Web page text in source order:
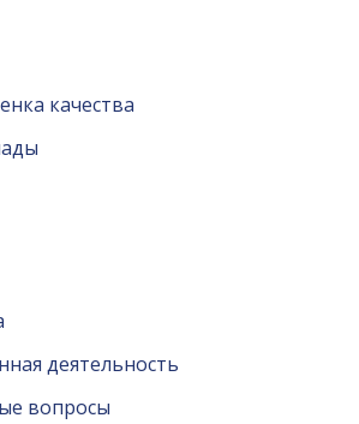
качества
деятельность
вопросы